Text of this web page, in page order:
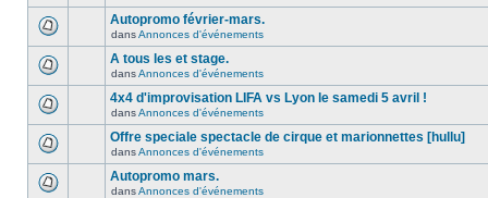
Autopromo février-mars.
dansAnnonces d'événements
A tous les et stage.
dansAnnonces d'événements
4x4 d'improvisation LIFA vs Lyon le samedi 5 avril !
dansAnnonces d'événements
Offre speciale spectacle de cirque et marionnettes [hullu]
dansAnnonces d'événements
Autopromo mars.
dansAnnonces d'événements